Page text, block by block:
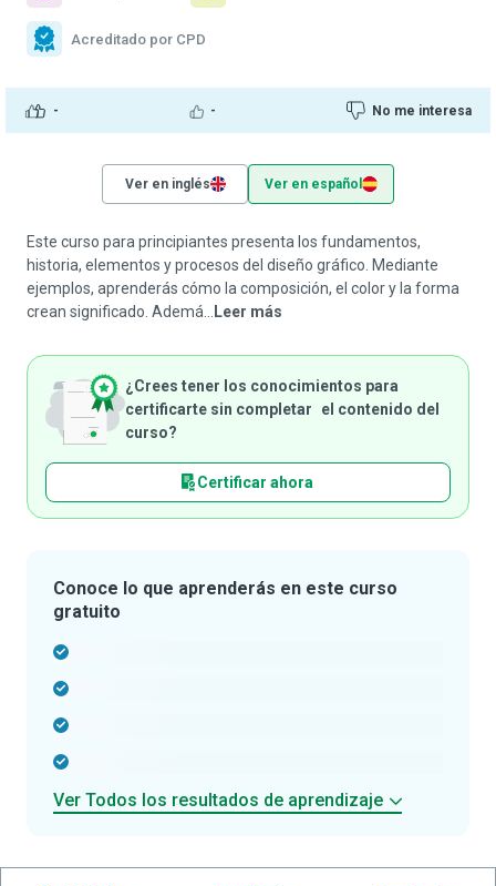
- - No me interesa
Acreditado por CPD
Ver en inglés Ver en español
Este curso para principiantes presenta los fundamentos,
historia, elementos y procesos del diseño gráfico. Mediante
ejemplos, aprenderás cómo la composición, el color y la forma
crean significado. Ademá...
Leer más
¿Crees tener los conocimientos para
certificarte sin completar el contenido del
curso?
Certificar ahora
Conoce lo que aprenderás en este curso
gratuito
Ver Todos los resultados de aprendizaje